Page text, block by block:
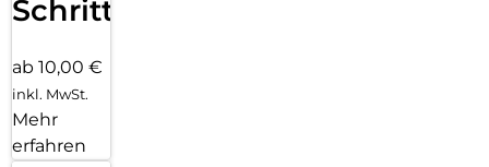
Schritten
ab 10,00 €
inkl. MwSt.
Mehr
erfahren